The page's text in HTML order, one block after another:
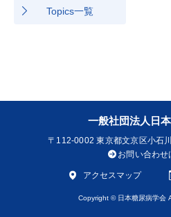
Topics一覧
一般社団法人日
〒112-0002東京都文京区小石
お問い合わせ
アクセスマップ
Copyright © 日本糖尿病学会